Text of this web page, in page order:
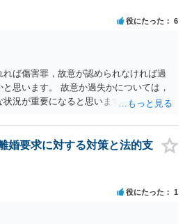
役にたった 6
ば傷害罪，故意が認められなければ過
思います。 故意か過失かについては，
況が重要になると思います。 民事的に
因果関係（刑事も民事も影響あり）とし
も問題になるかもしれません。 因果関係
きく変わります。 いずれにしまして
近くの弁護士の方に相談されるのがよい
婚要求に対する対策と法的支
役にたった 1